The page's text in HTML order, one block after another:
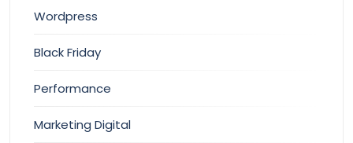
Wordpress
Black Friday
Performance
Marketing Digital